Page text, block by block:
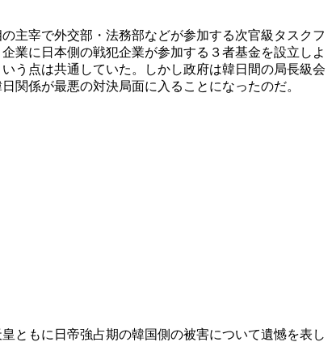
主宰で外交部・法務部などが参加する次官級タスクフ
業に日本側の戦犯企業が参加する３者基金を設立しよ
う点は共通していた。しかし政府は韓日間の局長級会
関係が最悪の対決局面に入ることになったのだ。
ともに日帝強占期の韓国側の被害について遺憾を表し